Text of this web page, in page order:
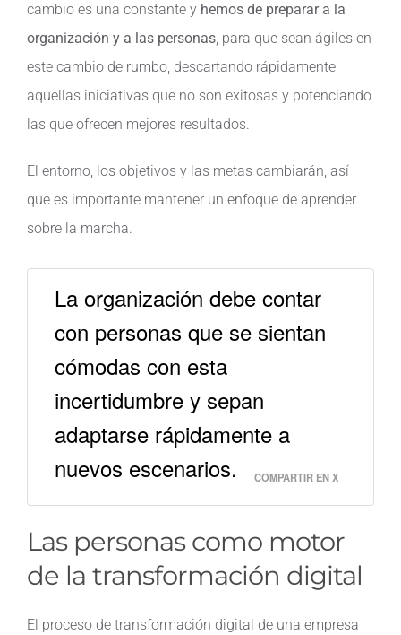
cambio es una constante y hemos de preparar a la
organización y a las personas, para que sean ágiles en
este cambio de rumbo, descartando rápidamente
aquellas iniciativas que no son exitosas y potenciando
las que ofrecen mejores resultados.
El entorno, los objetivos y las metas cambiarán, así
que es importante mantener un enfoque de aprender
sobre la marcha.
La organización debe contar
con personas que se sientan
cómodas con esta
incertidumbre y sepan
adaptarse rápidamente a
nuevos escenarios.
COMPARTIR EN X
Las personas como motor
de la transformación digital
El proceso de transformación digital de una empresa